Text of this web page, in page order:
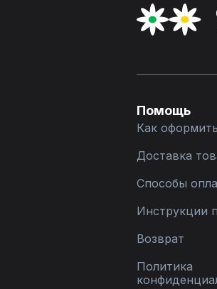
Помощь
Как
Доставка
Способы
Инструкции
Возврат
Политика